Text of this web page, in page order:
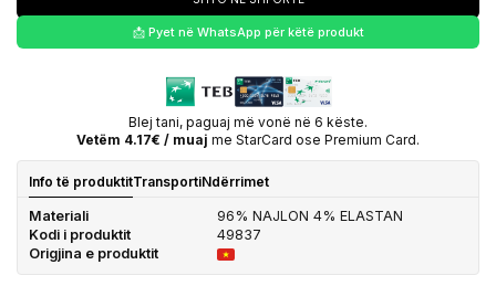
📩 Pyet në WhatsApp për këtë produkt
Blej tani, paguaj më vonë në 6 këste.
Vetëm 4.17€ / muaj me StarCard ose Premium Card.
Info të produktitTransportiNdërrimet
Materiali
96% NAJLON 4% ELASTAN
Kodi i produktit
49837
Origjina e produktit